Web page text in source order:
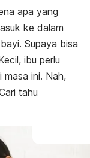
apa yang
ke dalam
Supaya bisa
ibu perlu
ini. Nah,
tahu